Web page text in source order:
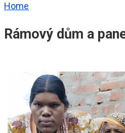
Home
Rámový dům a